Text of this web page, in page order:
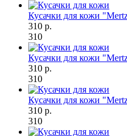
Кусачки для кожи
310 р.
310
Кусачки для кожи
310 р.
310
Кусачки для кожи
310 р.
310